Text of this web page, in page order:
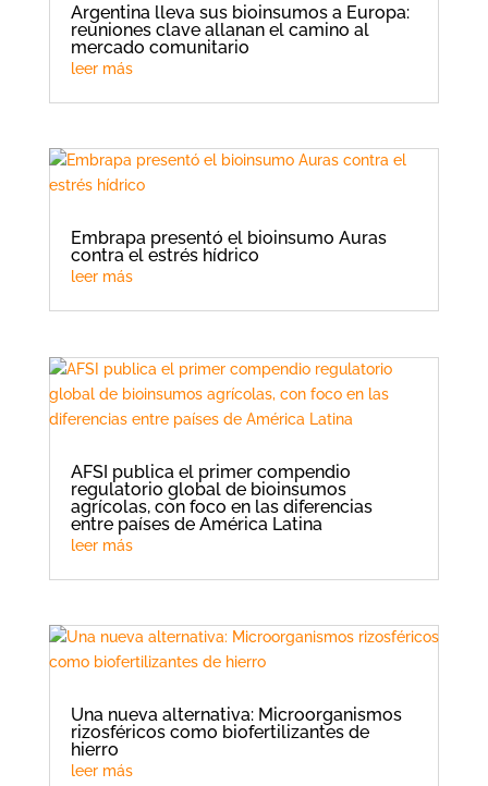
Argentina lleva sus bioinsumos a Europa:
reuniones clave allanan el camino al
mercado comunitario
leer más
Embrapa presentó el bioinsumo Auras
contra el estrés hídrico
leer más
AFSI publica el primer compendio
regulatorio global de bioinsumos
agrícolas, con foco en las diferencias
entre países de América Latina
leer más
Una nueva alternativa: Microorganismos
rizosféricos como biofertilizantes de
hierro
leer más